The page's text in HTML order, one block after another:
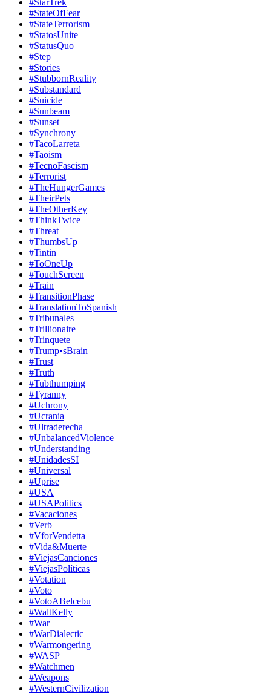
#StarTrek
#StateOfFear
#StateTerrorism
#StatosUnite
#StatusQuo
#Step
#Stories
#StubbornReality
#Substandard
#Suicide
#Sunbeam
#Sunset
#Synchrony
#TacoLarreta
#Taoism
#TecnoFascism
#Terrorist
#TheHungerGames
#TheirPets
#TheOtherKey
#ThinkTwice
#Threat
#ThumbsUp
#Tintin
#ToOneUp
#TouchScreen
#Train
#TransitionPhase
#TranslationToSpanish
#Tribunales
#Trillionaire
#Trinquete
#Trump•sBrain
#Trust
#Truth
#Tubthumping
#Tyranny
#Uchrony
#Ucrania
#Ultraderecha
#UnbalancedViolence
#Understanding
#UnidadesSI
#Universal
#Uprise
#USA
#USAPolitics
#Vacaciones
#Verb
#VforVendetta
#Vida&Muerte
#ViejasCanciones
#ViejasPolíticas
#Votation
#Voto
#VotoABelcebu
#WaltKelly
#War
#WarDialectic
#Warmongering
#WASP
#Watchmen
#Weapons
#WesternCivilization